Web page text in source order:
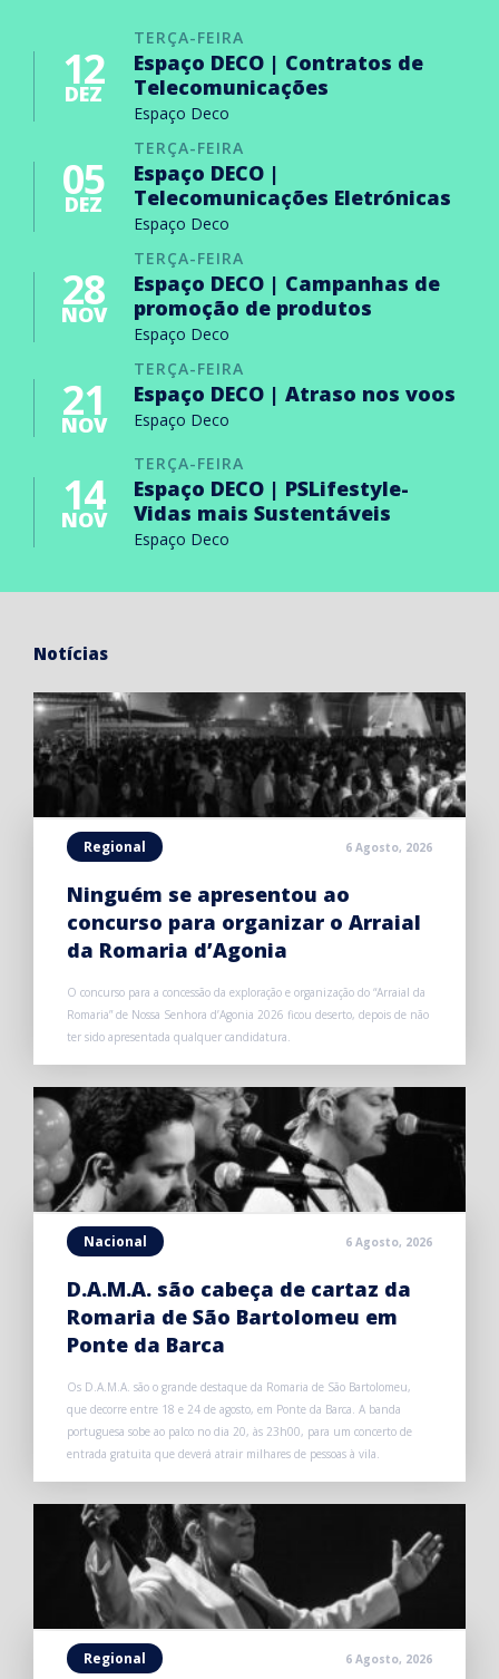
TERÇA-FEIRA
12
DEZ
Espaço DECO | Contratos de
Telecomunicações
Espaço Deco
TERÇA-FEIRA
05
DEZ
Espaço DECO |
Telecomunicações Eletrónicas
Espaço Deco
TERÇA-FEIRA
28
NOV
Espaço DECO | Campanhas de
promoção de produtos
Espaço Deco
TERÇA-FEIRA
21
NOV
Espaço DECO | Atraso nos voos
Espaço Deco
TERÇA-FEIRA
14
NOV
Espaço DECO | PSLifestyle-
Vidas mais Sustentáveis
Espaço Deco
Notícias
Regional 6 Agosto, 2026
Ninguém se apresentou ao
concurso para organizar o Arraial
da Romaria d’Agonia
O concurso para a concessão da exploração e organização do “Arraial da
Romaria” de Nossa Senhora d’Agonia 2026 ficou deserto, depois de não
ter sido apresentada qualquer candidatura.
Nacional 6 Agosto, 2026
D.A.M.A. são cabeça de cartaz da
Romaria de São Bartolomeu em
Ponte da Barca
Os D.A.M.A. são o grande destaque da Romaria de São Bartolomeu,
que decorre entre 18 e 24 de agosto, em Ponte da Barca. A banda
portuguesa sobe ao palco no dia 20, às 23h00, para um concerto de
entrada gratuita que deverá atrair milhares de pessoas à vila.
Regional 6 Agosto, 2026